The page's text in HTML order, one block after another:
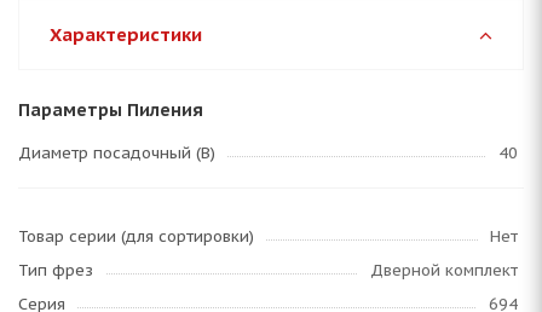
Характеристики
Параметры Пиления
Диаметр посадочный (B) 40
Товар серии (для сортировки)
Нет
Тип фрез
Дверной комплект
Серия
694